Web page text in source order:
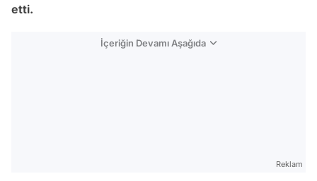
etti.
İçeriğin Devamı Aşağıda
Reklam